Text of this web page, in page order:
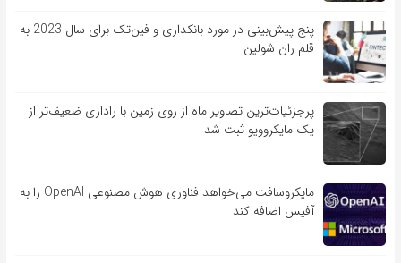
پنج پیش‌بینی در مورد بانکداری و فین‌تک برای سال 2023 به
قلم ران شولین
پرجزئیات‌ترین تصاویر ماه از روی زمین با راداری ضعیف‌تر از
یک مایکروویو ثبت شد
مایکروسافت می‌خواهد فناوری هوش مصنوعی OpenAI را به
آفیس اضافه کند